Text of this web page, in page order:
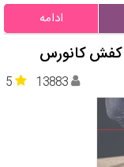
ادامه
کفش کانورس
5 13883